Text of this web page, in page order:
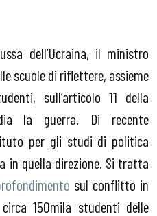
dell’Ucraina, il ministro
scuole di riflettere, assieme
sull’articolo 11 della
la guerra. Di recente
per gli studi di politica
in quella direzione. Si tratta
sul conflitto in
150mila studenti delle